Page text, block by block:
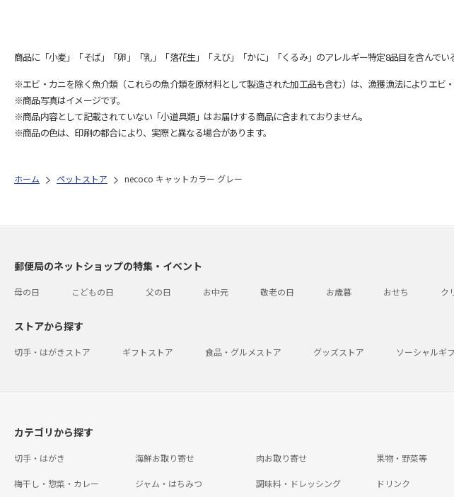
商品に「小麦」「そば」「卵」「乳」「落花生」「えび」「かに」「くるみ」のアレルギー特定8品目を含んでい
※エビ・カニを除く魚介類（これらの魚介類を原材料として製造された加工品も含む）は、漁獲漁法によりエビ
※商品写真はイメージです。
※商品内容として記載されていない「小道具類」はお届けする商品に含まれておりません。
※商品の色は、印刷の都合により、実際と異なる場合があります。
ホーム ペットストア necoco キャットカラー グレー
郵便局のネットショップの特集・イベント
母の日 こどもの日 父の日 お中元 敬老の日 お歳暮 おせち ク
ストアから探す
切手・はがきストア ギフトストア 食品・グルメストア グッズストア ソーシャルギ
カテゴリから探す
切手・はがき 海鮮お取り寄せ 肉お取り寄せ 果物・野菜等
梅干し・惣菜・カレー ジャム・はちみつ 調味料・ドレッシング ドリンク